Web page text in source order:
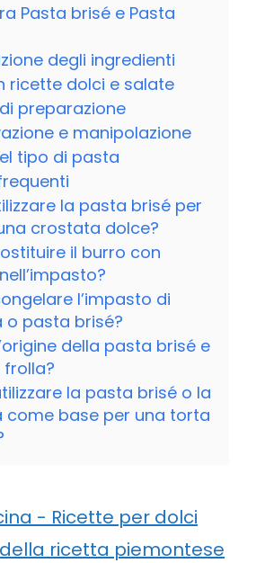
Pasta brisé e Pasta
degli ingredienti
ricette dolci e salate
preparazione
e manipolazione
tipo di pasta
la pasta brisé per
crostata dolce?
il burro con
l’impasto di
pasta brisé?
della pasta brisé e
la pasta brisé o la
come base per una torta
- Ricette per dolci
ricetta piemontese